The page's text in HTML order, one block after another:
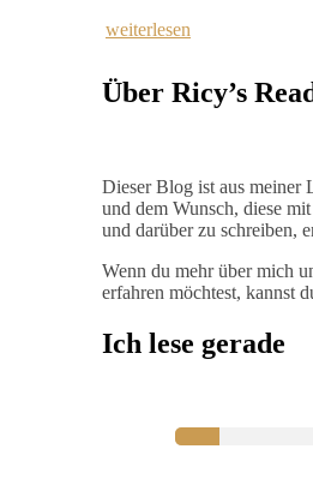
weiterlesen
Über Ricy’s
Dieser Blog ist aus meiner
und dem Wunsch, diese
und darüber zu schreiben,
Wenn du mehr über mich
erfahren möchtest, kannst
Ich lese gerade